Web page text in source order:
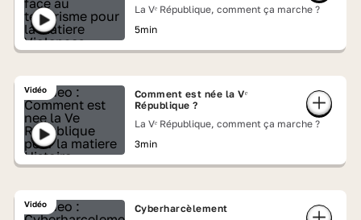
La Vᵉ République, comment ça marche ?
5min
Vidéo
Comment est née la Vᵉ
République ?
La Vᵉ République, comment ça marche ?
3min
Vidéo
Cyberharcèlement